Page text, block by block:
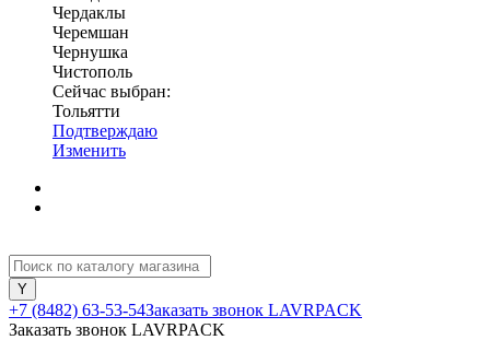
Чердаклы
Черемшан
Чернушка
Чистополь
Сейчас выбран:
Тольятти
Подтверждаю
Изменить
+7 (8482) 63-53-54Заказать звонок LAVRPACK
Заказать звонок LAVRPACK